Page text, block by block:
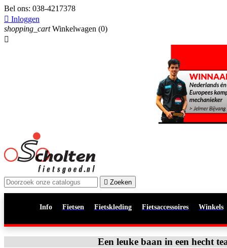
Bel ons: 038-4217378
 Inloggen
shopping_cart Winkelwagen (0)

 Zoeken
Info Fietsen Fietskleding Fietsaccessoires Winkels
Een leuke baan in een hecht